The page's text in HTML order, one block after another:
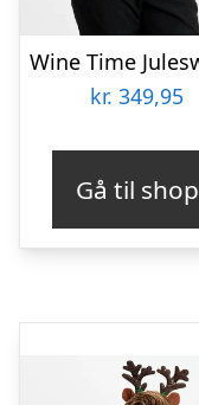
kr. 349,95
Gå til shop